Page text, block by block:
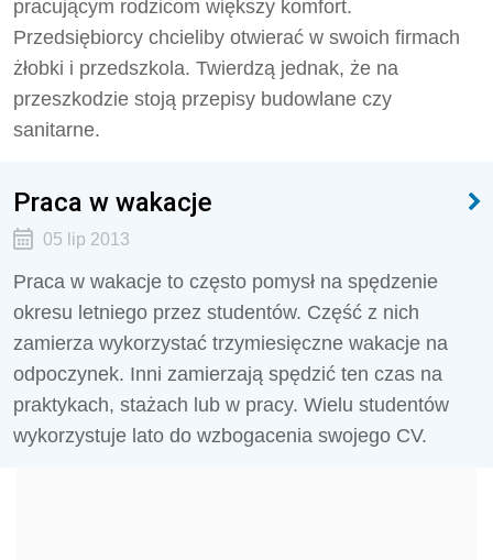
pracującym rodzicom większy komfort.
Przedsiębiorcy chcieliby otwierać w swoich firmach
żłobki i przedszkola. Twierdzą jednak, że na
przeszkodzie stoją przepisy budowlane czy
sanitarne.
Praca w wakacje
05 lip 2013
Praca w wakacje to często pomysł na spędzenie
okresu letniego przez studentów. Część z nich
zamierza wykorzystać trzymiesięczne wakacje na
odpoczynek. Inni zamierzają spędzić ten czas na
praktykach, stażach lub w pracy. Wielu studentów
wykorzystuje lato do wzbogacenia swojego CV.